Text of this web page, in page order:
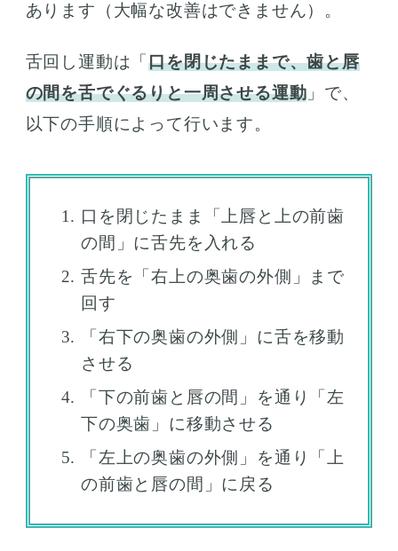
あります（大幅な改善はできません）。
舌回し運動は「口を閉じたままで、歯と唇
の間を舌でぐるりと一周させる運動 」で、
以下の手順によって行います。
口を閉じたまま「上唇と上の前歯
の間」に舌先を入れる
舌先を「右上の奥歯の外側」まで
回す
「右下の奥歯の外側」に舌を移動
させる
「下の前歯と唇の間」を通り「左
下の奥歯」に移動させる
「左上の奥歯の外側」を通り「上
の前歯と唇の間」に戻る